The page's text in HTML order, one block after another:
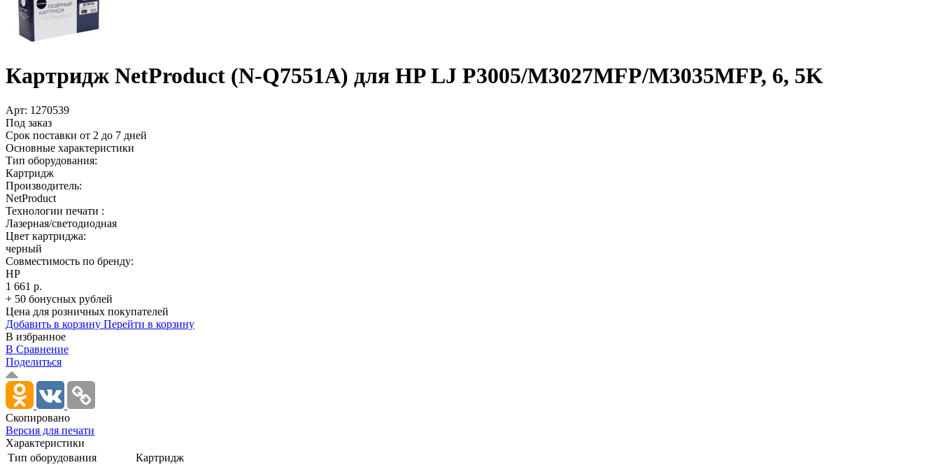
Картридж NetProduct (N-Q7551A) для HP LJ P3005/­M3027MFP/­M3035MFP, 6, 5K
Арт: 1270539
Под заказ
Срок поставки от 2 до 7 дней
Основные характеристики
Тип оборудования:
Картридж
Производитель:
NetProduct
Технологии печати :
Лазерная/светодиодная
Цвет картриджа:
черный
Совместимость по бренду:
HP
1 661 р.
+ 50 бонусных рублей
Цена для розничных покупателей
Добавить в корзину Перейти в корзину
В избранное
В Сравнение
Поделиться
Скопировано
Версия для печати
Характеристики
Тип оборудования
Картридж